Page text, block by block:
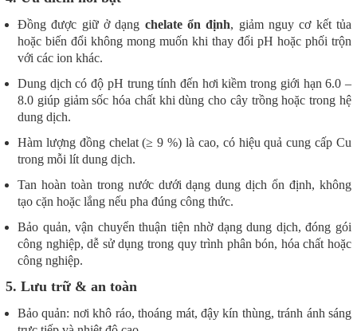
Đồng được giữ ở dạng chelate ổn định, giảm nguy cơ kết tủa
hoặc biến đổi không mong muốn khi thay đổi pH hoặc phối trộn
với các ion khác.
Dung dịch có độ pH trung tính đến hơi kiềm trong giới hạn 6.0 –
8.0 giúp giảm sốc hóa chất khi dùng cho cây trồng hoặc trong hệ
dung dịch.
Hàm lượng đồng chelat (≥ 9 %) là cao, có hiệu quả cung cấp Cu
trong mỗi lít dung dịch.
Tan hoàn toàn trong nước dưới dạng dung dịch ổn định, không
tạo cặn hoặc lắng nếu pha đúng công thức.
Bảo quản, vận chuyển thuận tiện nhờ dạng dung dịch, đóng gói
công nghiệp, dễ sử dụng trong quy trình phân bón, hóa chất hoặc
công nghiệp.
5. Lưu trữ & an toàn
Bảo quản: nơi khô ráo, thoáng mát, đậy kín thùng, tránh ánh sáng